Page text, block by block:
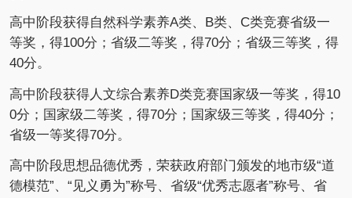
高中阶段获得自然科学素养A类、B类、C类竞赛省级一
等奖，得100分；省级二等奖，得70分；省级三等奖，得
40分。
高中阶段获得人文综合素养D类竞赛国家级一等奖，得10
0分；国家级二等奖，得70分；国家级三等奖，得40分；
省级一等奖得70分。
高中阶段思想品德优秀，荣获政府部门颁发的地市级“道
德模范”、“见义勇为”称号、省级“优秀志愿者”称号、省